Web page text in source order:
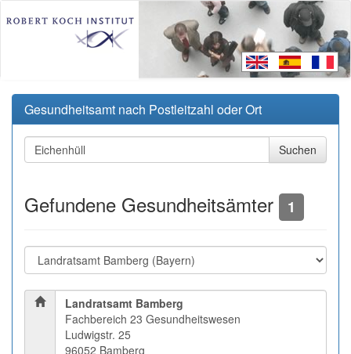
Gesundheitsamt nach Postleitzahl oder Ort
Gefundene Gesundheitsämter 1
Landratsamt Bamberg
Fachbereich 23 Gesundheitswesen
Ludwigstr. 25
96052 Bamberg